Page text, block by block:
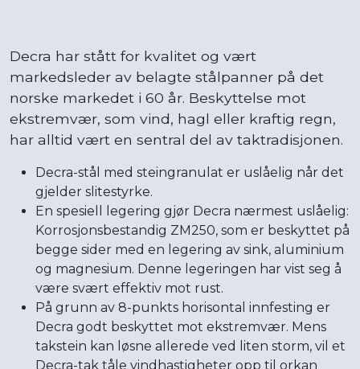
Decra har stått for kvalitet og vært
markedsleder av belagte stålpanner på det
norske markedet i 60 år. Beskyttelse mot
ekstremvær, som vind, hagl eller kraftig regn,
har alltid vært en sentral del av taktradisjonen.
Decra-stål med steingranulat er uslåelig når det
gjelder slitestyrke.
En spesiell legering gjør Decra nærmest uslåelig:
Korrosjonsbestandig ZM250, som er beskyttet på
begge sider med en legering av sink, aluminium
og magnesium. Denne legeringen har vist seg å
være svært effektiv mot rust.
På grunn av 8-punkts horisontal innfesting er
Decra godt beskyttet mot ekstremvær. Mens
takstein kan løsne allerede ved liten storm, vil et
Decra-tak tåle vindhastigheter opp til orkan